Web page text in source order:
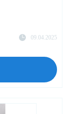
09.04.2025